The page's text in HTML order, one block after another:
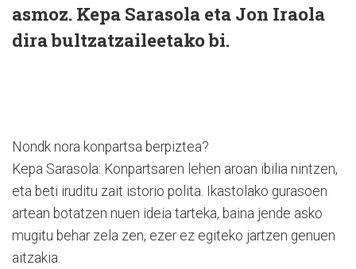
asmoz. Kepa Sarasola eta Jon Iraola
dira bultzatzaileetako bi.
Nondk nora konpartsa berpiztea?
Kepa Sarasola: Konpartsaren lehen aroan ibilia nintzen,
eta beti iruditu zait istorio polita. Ikastolako gurasoen
artean botatzen nuen ideia tarteka, baina jende asko
mugitu behar zela zen, ezer ez egiteko jartzen genuen
aitzakia.